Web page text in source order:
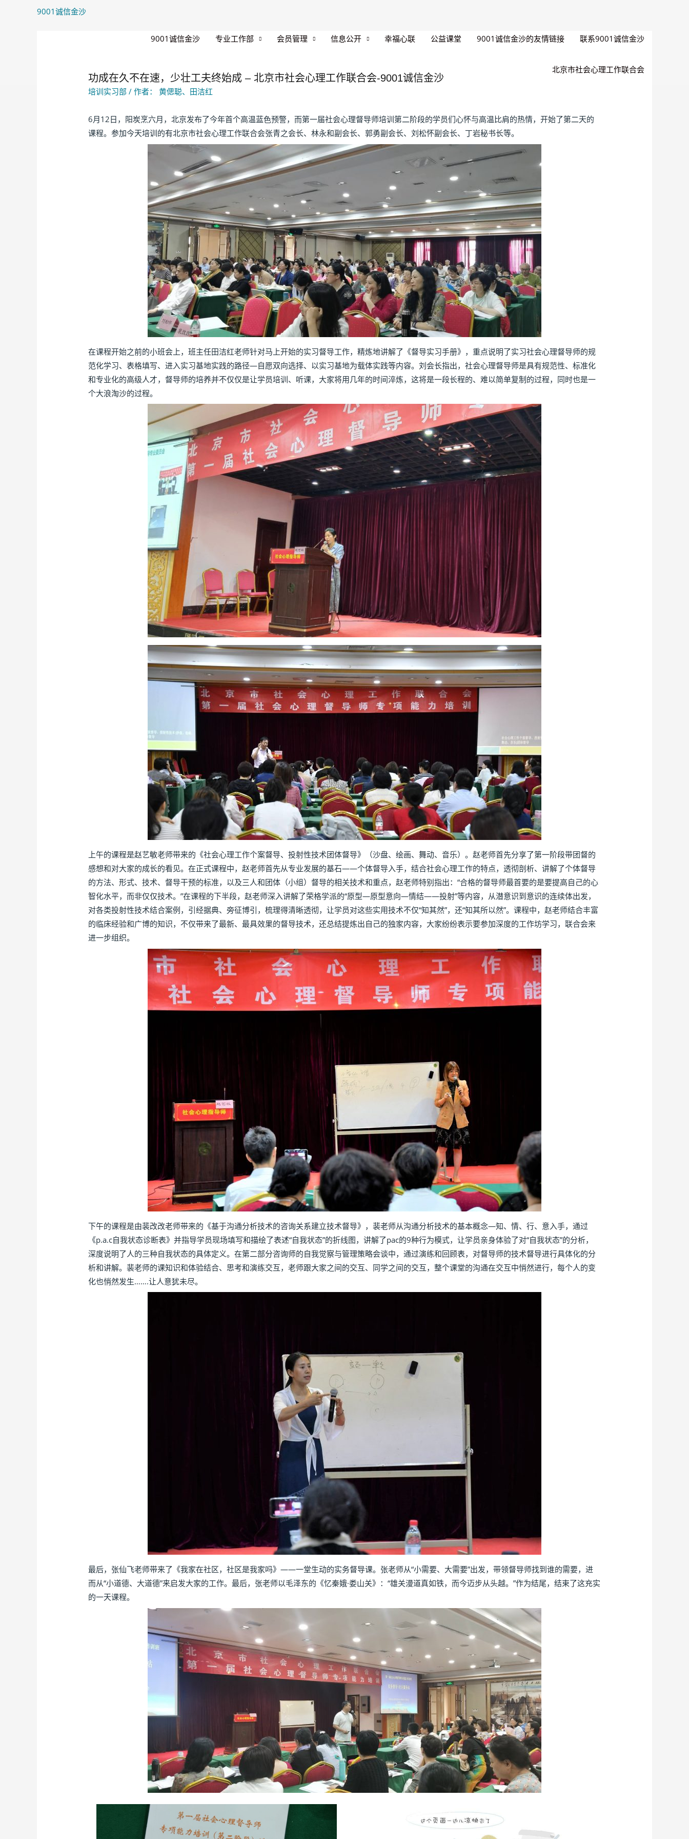
9001诚信金沙
9001诚信金沙 专业工作部 会员管理 信息公开 幸福心联 公益课堂 9001诚信金沙的友情链接 联系9001诚信金沙
北京市社会心理工作联合会
功成在久不在速，少壮工夫终始成 – 北京市社会心理工作联合会-9001诚信金沙
培训实习部 / 作者： 黄偲聪、田洁红
6月12日，阳炭烹六月，北京发布了今年首个高温蓝色预警，而第一届社会心理督导师培训第二阶段的学员们心怀与高温比肩的热情，开始了第二天的
课程。参加今天培训的有北京市社会心理工作联合会张青之会长、林永和副会长、郭勇副会长、刘松怀副会长、丁岩秘书长等。
在课程开始之前的小班会上，班主任田洁红老师针对马上开始的实习督导工作，精炼地讲解了《督导实习手册》，重点说明了实习社会心理督导师的规
范化学习、表格填写、进入实习基地实践的路径—自愿双向选择、以实习基地为载体实践等内容。刘会长指出，社会心理督导师是具有规范性、标准化
和专业化的高级人才，督导师的培养并不仅仅是让学员培训、听课，大家将用几年的时间淬炼，这将是一段长程的、难以简单复制的过程，同时也是一
个大浪淘沙的过程。
上午的课程是赵艺敏老师带来的《社会心理工作个案督导、投射性技术团体督导》（沙盘、绘画、舞动、音乐）。赵老师首先分享了第一阶段带团督的
感想和对大家的成长的看见。在正式课程中，赵老师首先从专业发展的基石——个体督导入手，结合社会心理工作的特点，透彻剖析、讲解了个体督导
的方法、形式、技术、督导干预的标准，以及三人和团体（小组）督导的相关技术和重点，赵老师特别指出：“合格的督导师最首要的是要提高自己的心
智化水平，而非仅仅技术。”在课程的下半段，赵老师深入讲解了荣格学派的“原型—原型意向—情结——投射”等内容，从潜意识到意识的连续体出发，
对各类投射性技术结合案例，引经据典、旁征博引，梳理得清晰透彻，让学员对这些实用技术不仅“知其然”，还“知其所以然”。课程中，赵老师结合丰富
的临床经验和广博的知识，不仅带来了最新、最具效果的督导技术，还总结提炼出自己的独家内容，大家纷纷表示要参加深度的工作坊学习，联合会来
进一步组织。
下午的课程是由裴改改老师带来的《基于沟通分析技术的咨询关系建立技术督导》，裴老师从沟通分析技术的基本概念—知、情、行、意入手，通过
《p.a.c自我状态诊断表》并指导学员现场填写和描绘了表述“自我状态”的折线图，讲解了pac的9种行为模式，让学员亲身体验了对“自我状态”的分析，
深度说明了人的三种自我状态的具体定义。在第二部分咨询师的自我觉察与管理策略会谈中，通过演练和回顾表，对督导师的技术督导进行具体化的分
析和讲解。裴老师的课知识和体验结合、思考和演练交互，老师跟大家之间的交互、同学之间的交互，整个课堂的沟通在交互中悄然进行，每个人的变
化也悄然发生…….让人意犹未尽。
最后，张仙飞老师带来了《我家在社区，社区是我家吗》——一堂生动的实务督导课。张老师从“小需要、大需要”出发，带领督导师找到谁的需要，进
而从“小道德、大道德”来启发大家的工作。最后，张老师以毛泽东的《忆秦娥·娄山关》：“雄关漫道真如铁，而今迈步从头越。”作为结尾，结束了这充实
的一天课程。